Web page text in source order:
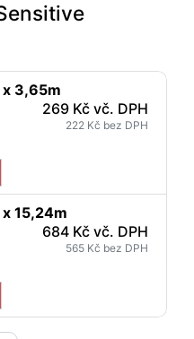
x 3,65m
269 Kč vč. DPH
222 Kč bez DPH
15,24m
684 Kč vč. DPH
565 Kč bez DPH